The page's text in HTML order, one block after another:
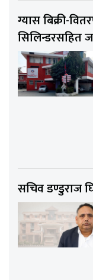
ग्यास बिक्री-
सिलिन्डरसहित
सचिव डण्डुराज